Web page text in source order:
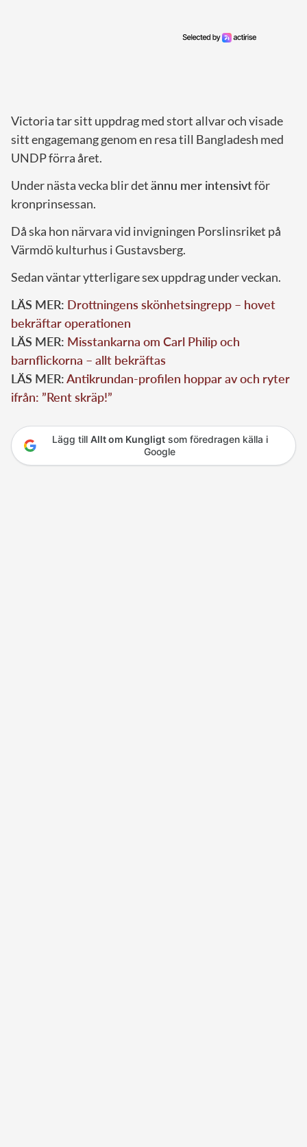
Victoria tar sitt uppdrag med stort allvar och visade
sitt engagemang genom en resa till Bangladesh med
UNDP förra året.
Under nästa vecka blir detännu mer intensivtför
kronprinsessan.
Då ska hon närvara vid invigningen Porslinsriket på
Värmdö kulturhus i Gustavsberg.
Sedan väntar ytterligare sex uppdrag under veckan.
LÄS MER: Drottningens skönhetsingrepp – hovet
bekräftar operationen
LÄS MER: Misstankarna om Carl Philip och
barnflickorna – allt bekräftas
LÄS MER:Antikrundan-profilen hoppar av och ryter
ifrån: ”Rent skräp!”
Lägg till Allt om Kungligtsom föredragen källa i
Google